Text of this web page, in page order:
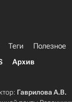
Теги
Полезное
Архив
Гаврилова А.В.